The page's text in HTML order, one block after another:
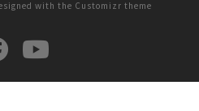
with the Customizr theme